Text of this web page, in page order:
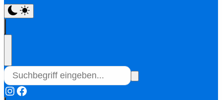
Instagram
Facebook